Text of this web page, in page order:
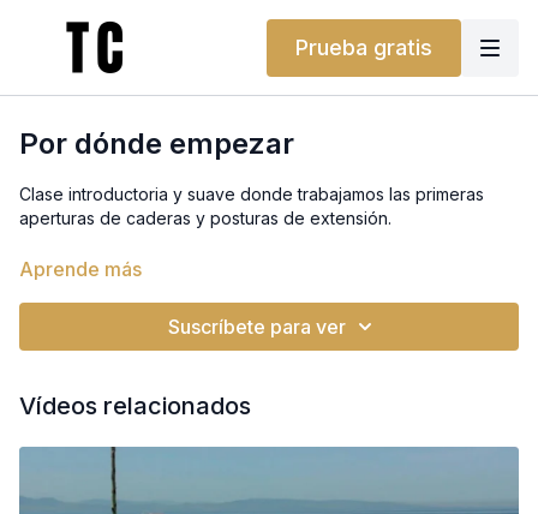
Prueba gratis
Por dónde empezar
Clase introductoria y suave donde trabajamos las primeras
aperturas de caderas y posturas de extensión.
¿No tienes bloques, bolster o cinturón? ¡No te preocupes!
ayudarán a conseguir el mismo soporte. Y si lo prefieres,
también puedes encontrarlos en nuestra tienda.
Aprende más
Suscríbete para ver
Vídeos relacionados